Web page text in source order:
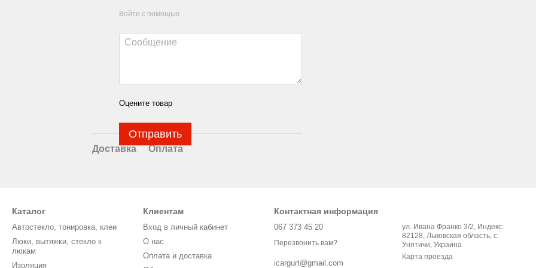
Войти с помощью
Оцените товар
Отправить
Доставка Оплата
Каталог
Автостекло, тонировка, клеи
Люки, вытяжки, стекло к
люкам
Изоляция
Клиентам
Вход в личный кабинет
О нас
Оплата и доставка
Контактная информация
067 373 45 20
Перезвонить вам?
icargurt@gmail.com
ул. Ивана Франко 3/2, Индекс:
82128, Львовская область, с.
Унятичи, Украина
Карта проезда